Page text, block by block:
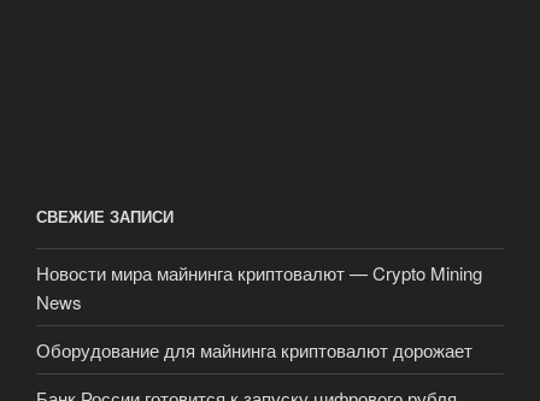
СВЕЖИЕ ЗАПИСИ
Новости мира майнинга криптовалют — Crypto Mining
News
Оборудование для майнинга криптовалют дорожает